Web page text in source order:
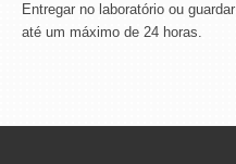
Entregar no laboratório ou
até um máximo de 24 horas.